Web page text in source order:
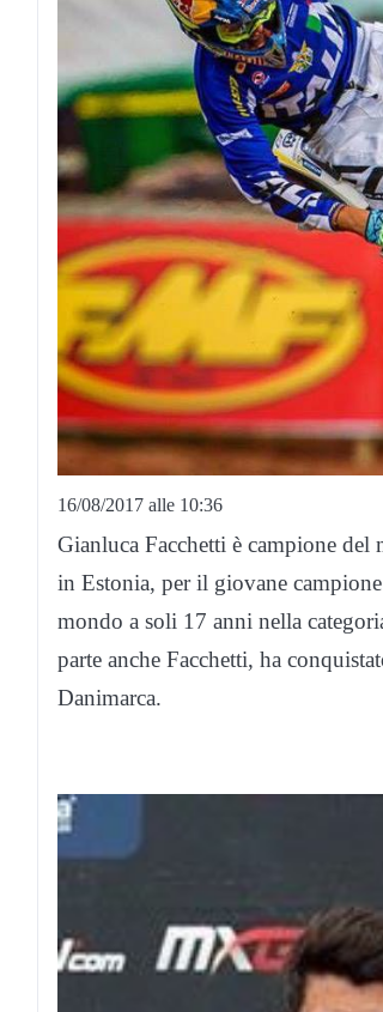
16/08/2017 alle 10:36
Gianluca Facchetti è campione
in Estonia, per il giovane
mondo a soli 17 anni nella
parte anche Facchetti, ha
Danimarca.